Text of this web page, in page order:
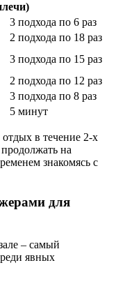
3 подхода по 6 раз
2 подхода по 18 раз
3 подхода по 15 раз
2 подхода по 12 раз
3 подхода по 8 раз
5 минут
в течение 2-х
на
знакомясь с
для
– самый
явных